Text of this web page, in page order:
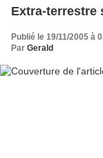
Extra-terrestre
Publié le 19/11/2005 à
Par Gerald